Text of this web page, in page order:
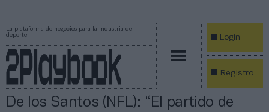
La plataforma de negocios para la industria del
deporte
Login
Registro
De los Santos (NFL): “El partido de